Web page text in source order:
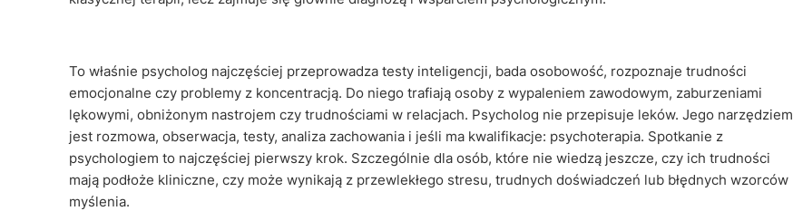
To właśnie psycholog najczęściej przeprowadza testy inteligencji, bada osobowość, rozpoznaje trudności
emocjonalne czy problemy z koncentracją. Do niego trafiają osoby z wypaleniem zawodowym, zaburzeniami
lękowymi, obniżonym nastrojem czy trudnościami w relacjach. Psycholog nie przepisuje leków. Jego narzędziem
jest rozmowa, obserwacja, testy, analiza zachowania i jeśli ma kwalifikacje: psychoterapia. Spotkanie z
psychologiem to najczęściej pierwszy krok. Szczególnie dla osób, które nie wiedzą jeszcze, czy ich trudności
mają podłoże kliniczne, czy może wynikają z przewlekłego stresu, trudnych doświadczeń lub błędnych wzorców
myślenia.